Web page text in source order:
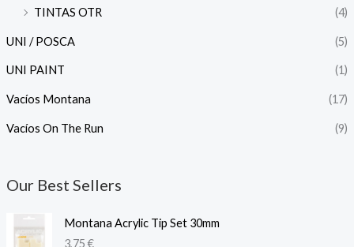
TINTAS OTR
(4)
UNI / POSCA (5)
UNI PAINT (1)
Vacíos Montana (17)
Vacíos On The Run (9)
Our Best Sellers
Montana Acrylic Tip Set 30mm
3,75€